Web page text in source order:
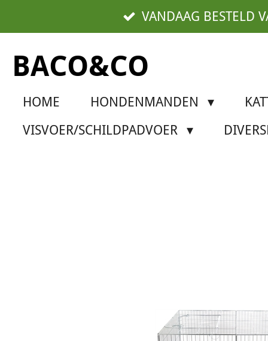
direct
naar
de
hoofdinhoud
VANDAAG BESTELD
BACO&CO
HOME HONDENMANDEN
VISVOER/SCHILDPADVOER